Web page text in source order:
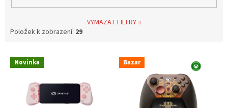
VYMAZAT FILTRY
Položek k zobrazení: 29
V Novinka Bazar